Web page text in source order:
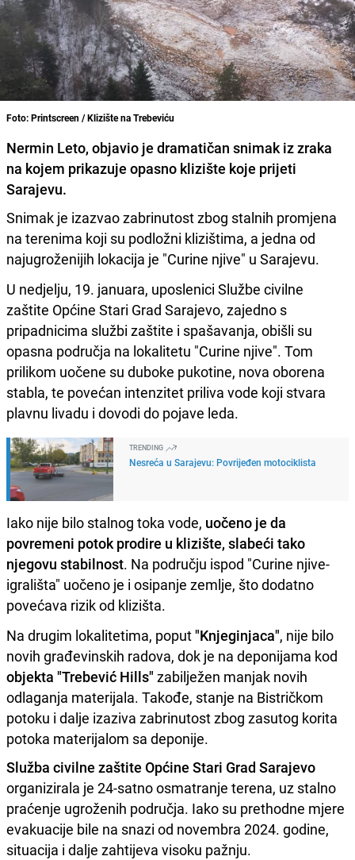
Foto: Printscreen / Klizište na Trebeviću
Nermin Leto, objavio je dramatičan snimak iz zraka
na kojem prikazuje opasno klizište koje prijeti
Sarajevu.
Snimak je izazvao zabrinutost zbog stalnih promjena
na terenima koji su podložni klizištima, a jedna od
najugroženijih lokacija je "Curine njive" u Sarajevu.
U nedjelju, 19. januara, uposlenici Službe civilne
zaštite Općine Stari Grad Sarajevo, zajedno s
pripadnicima službi zaštite i spašavanja, obišli su
opasna područja na lokalitetu "Curine njive". Tom
prilikom uočene su duboke pukotine, nova oborena
stabla, te povećan intenzitet priliva vode koji stvara
plavnu livadu i dovodi do pojave leda.
TRENDING
Nesreća u Sarajevu: Povrijeđen motociklista
Iako nije bilo stalnog toka vode, uočeno je da
povremeni potok prodire u klizište, slabeći tako
njegovu stabilnost. Na području ispod "Curine njive-
igrališta" uočeno je i osipanje zemlje, što dodatno
povećava rizik od klizišta.
Na drugim lokalitetima, poput"Knjeginjaca", nije bilo
novih građevinskih radova, dok je na deponijama kod
objekta "Trebević Hills" zabilježen manjak novih
odlaganja materijala. Takođe, stanje na Bistričkom
potoku i dalje izaziva zabrinutost zbog zasutog korita
potoka materijalom sa deponije.
Služba civilne zaštite Općine Stari Grad Sarajevo
organizirala je 24-satno osmatranje terena, uz stalno
praćenje ugroženih područja. Iako su prethodne mjere
evakuacije bile na snazi od novembra 2024. godine,
situacija i dalje zahtijeva visoku pažnju.